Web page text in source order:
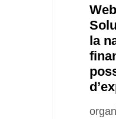
financements
possibles
la